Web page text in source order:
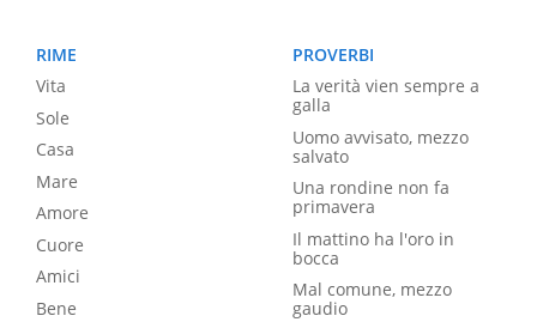
RIME
Vita
Sole
Casa
Mare
Amore
Cuore
Amici
Bene
PROVERBI
La verità vien sempre a
galla
Uomo avvisato, mezzo
salvato
Una rondine non fa
primavera
Il mattino ha l'oro in
bocca
Mal comune, mezzo
gaudio